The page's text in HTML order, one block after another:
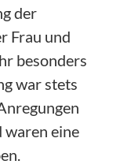
der
Frau und
besonders
war stets
waren eine